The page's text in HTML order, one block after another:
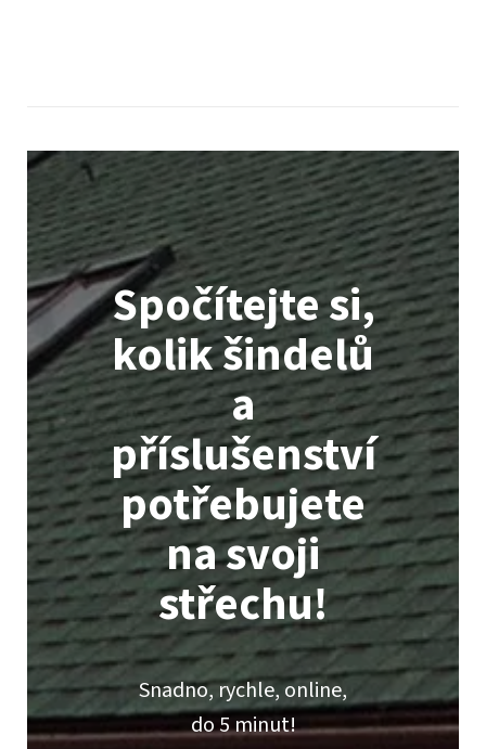
Spočítejte si,
kolik šindelů
a
příslušenství
potřebujete
na svoji
střechu!
Snadno, rychle, online,
do 5 minut!